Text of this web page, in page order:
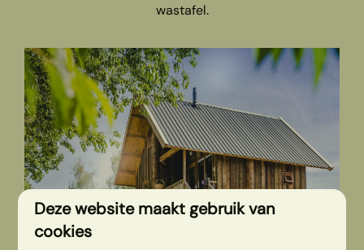
wastafel.
Deze website maakt gebruik van
cookies